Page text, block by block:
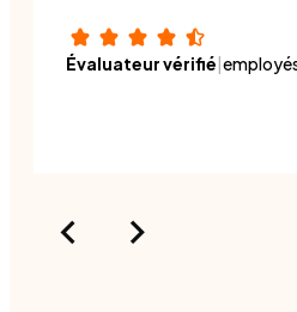
changements de
l'arrivée d'un
Évaluateur vérifié|